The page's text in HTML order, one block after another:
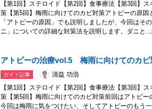
【第1回】ステロイド【第2回】食事療法【第3回】
策【第5回】梅雨に向けてのカビ対策アトピーの原
「アトピーの原因」でも説明しましたが、今回はそ
ニ」についての詳細な対策法を説明します。ダニと...
アトピーの治療vol.5 梅雨に向けてのカビ
ガイド記事
清益 功浩
【第1回】ステロイド【第2回】食事療法【第3回】
策【第5回】梅雨に向けてのカビ対策前回はアトピー
今回は梅雨に気をつけたい、そしてアトピーのもう